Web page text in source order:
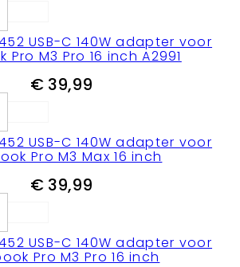
USB-C 140W adapter voor
Pro M3 Pro 16 inch A2991
€ 39,99
USB-C 140W adapter voor
Pro M3 Max 16 inch
€ 39,99
USB-C 140W adapter voor
Pro M3 Pro 16 inch